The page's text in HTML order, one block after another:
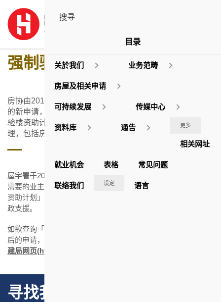
强制验楼资助计划
房协由2018年7月9日起，停止接受「强制验楼资助计划」
的新申请，但会继续跟进在此日期前已收到的个案。「强制
验楼资助计划」由同日起由市区重建局(市建局)全面负责处
理，包括房协原先服务的地区。
屋宇署于2012年6月30日开始实施「
需要的业主履行法例的要求，房协联同市建局推出「强制验楼
资助计划」，于2012年10月起接受申请，向合资格业主提供财
政支援。
如欲查询「强制验楼资助计划」详情或有关2018年7月9日或之
后的申请，请致电热线(852) 3188 1188 向市建局查询或浏览
建局网页(http://www.ura.org.hk)
寻找我们的项目
目录
关於我们 业务范畴
房屋及相关申请
可持续发展 传媒中心
资料库 通告 更多
相关网址
就业机会 表格 常见问题
联络我们 设定 语言